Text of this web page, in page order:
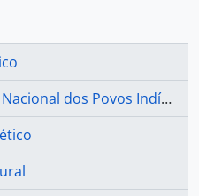
dos Povos Indígenas